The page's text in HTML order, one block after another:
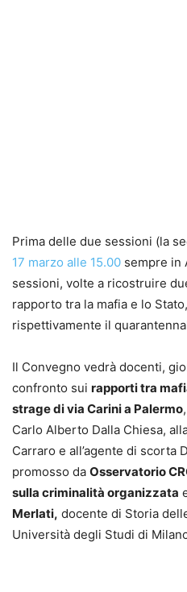
Prima delle due sessioni (la
17 marzo alle 15.00 sempre in
sessioni, volte a ricostruire
rapporto tra la mafia e lo
rispettivamente il
Il Convegno vedrà docenti,
confronto sui rapporti tra
strage di via Carini a Palermo
Carlo Alberto Dalla Chiesa,
Carraro e all’agente di scorta
promosso da Osservatorio
sulla criminalità organizzata
Merlati, docente di Storia
Università degli Studi di